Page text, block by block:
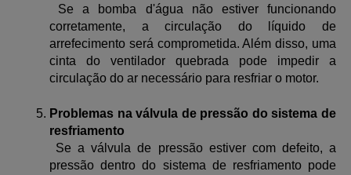
corretamente, a circulação do líquido de
arrefecimento será comprometida. Além disso, uma
cinta do ventilador quebrada pode impedir a
circulação do ar necessário para resfriar o motor.
Problemas na válvula de pressão do sistema de
resfriamento
pressão dentro do sistema de resfriamento pode